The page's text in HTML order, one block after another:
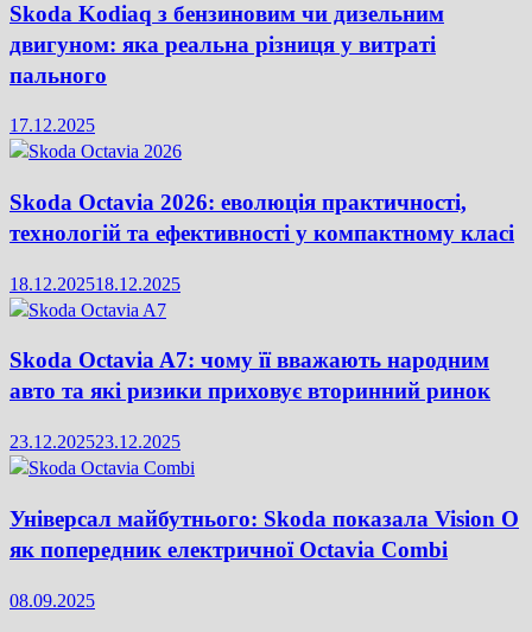
Skoda Kodiaq з бензиновим чи дизельним
двигуном: яка реальна різниця у витраті
пального
17.12.2025
Skoda Octavia 2026: еволюція практичності,
технологій та ефективності у компактному класі
18.12.202518.12.2025
Skoda Octavia A7: чому її вважають народним
авто та які ризики приховує вторинний ринок
23.12.202523.12.2025
Універсал майбутнього: Skoda показала Vision O
як попередник електричної Octavia Combi
08.09.2025